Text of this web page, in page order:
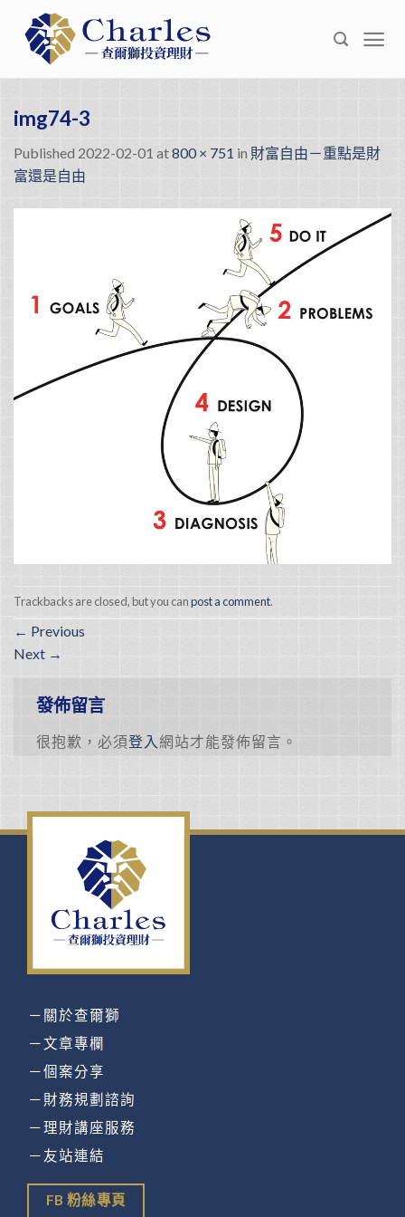
content
img74-3
Published 2022-02-01 at800 × 751 in 財富自由－重點是財
富還是自由
Trackbacks are closed, but you canpost a comment.
← Previous
Next →
發佈留言
很抱歉，必須登入 網站才能發佈留言。
－關於查爾獅
－文章專欄
－個案分享
－財務規劃諮詢
－理財講座服務
－友站連結
FB 粉絲專頁